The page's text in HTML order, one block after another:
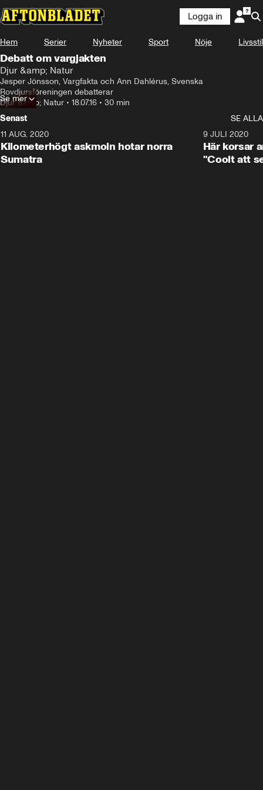
Logga in
Hem Serier Nyheter Sport Nöje Livsstil
Debatt om vargjakten
Djur &amp; Natur
Jesper Jönsson, Vargfakta och Ann Dahlérus, Svenska
Rovdjursföreningen debatterar
Djur &amp; Natur • 18.07.16 • 30 min
Se mer
Senast
SE ALLA
11 AUG. 2020
Kilometerhögt askmoln hotar norra
Sumatra
9 JULI 2020
Här korsar
"Coolt att